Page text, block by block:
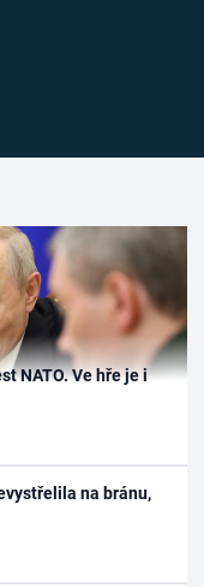
NATO. Ve hře je i
na bránu,